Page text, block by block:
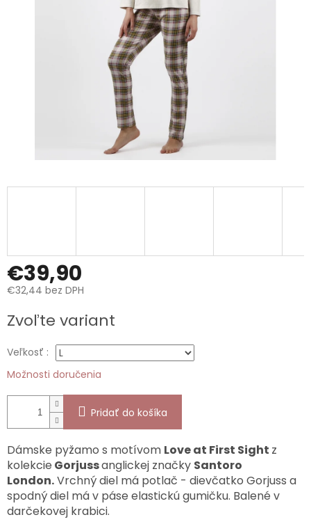
€39,90
€32,44 bez DPH
cena:
Zvoľte variant
Veľkosť :
Možnosti doručenia
Pridať do košíka
Dámske pyžamo s motívom Love at First Sight z
kolekcie Gorjussanglickej značky Santoro
London.Vrchný diel má potlač - dievčatko Gorjuss a
spodný diel má v páse elastickú gumičku. Balené v
darčekovej krabici.